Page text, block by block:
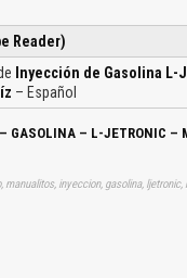
Reader)
Inyección de Gasolina L-
– Español
GASOLINA – L-JETRONIC –